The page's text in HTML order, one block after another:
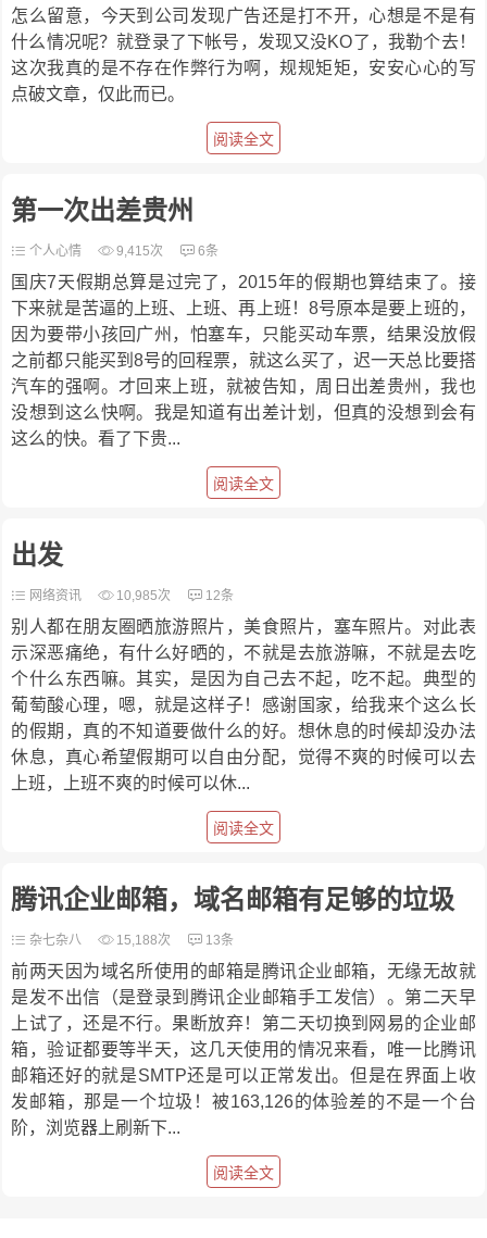
怎么留意，今天到公司发现广告还是打不开，心想是不是有
什么情况呢？就登录了下帐号，发现又没KO了，我勒个去！
这次我真的是不存在作弊行为啊，规规矩矩，安安心心的写
点破文章，仅此而已。
阅读全文
第一次出差贵州
个人心情 9,415次 6条
国庆7天假期总算是过完了，2015年的假期也算结束了。接
下来就是苦逼的上班、上班、再上班！8号原本是要上班的，
因为要带小孩回广州，怕塞车，只能买动车票，结果没放假
之前都只能买到8号的回程票，就这么买了，迟一天总比要搭
汽车的强啊。才回来上班，就被告知，周日出差贵州，我也
没想到这么快啊。我是知道有出差计划，但真的没想到会有
这么的快。看了下贵...
阅读全文
出发
网络资讯 10,985次 12条
别人都在朋友圈晒旅游照片，美食照片，塞车照片。对此表
示深恶痛绝，有什么好晒的，不就是去旅游嘛，不就是去吃
个什么东西嘛。其实，是因为自己去不起，吃不起。典型的
葡萄酸心理，嗯，就是这样子！感谢国家，给我来个这么长
的假期，真的不知道要做什么的好。想休息的时候却没办法
休息，真心希望假期可以自由分配，觉得不爽的时候可以去
上班，上班不爽的时候可以休...
阅读全文
腾讯企业邮箱，域名邮箱有足够的垃圾
杂七杂八 15,188次 13条
前两天因为域名所使用的邮箱是腾讯企业邮箱，无缘无故就
是发不出信（是登录到腾讯企业邮箱手工发信）。第二天早
上试了，还是不行。果断放弃！第二天切换到网易的企业邮
箱，验证都要等半天，这几天使用的情况来看，唯一比腾讯
邮箱还好的就是SMTP还是可以正常发出。但是在界面上收
发邮箱，那是一个垃圾！被163,126的体验差的不是一个台
阶，浏览器上刷新下...
阅读全文